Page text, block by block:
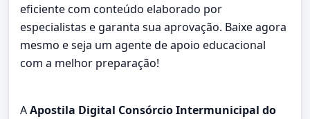
eficiente com conteúdo elaborado por
especialistas e garanta sua aprovação. Baixe agora
mesmo e seja um agente de apoio educacional
com a melhor preparação!
AApostila Digital Consórcio Intermunicipal do